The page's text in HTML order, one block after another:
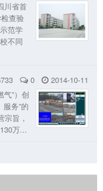
川省首
查验
范学
不同
0 2014-10-11
”）创
务”的
宗旨，
万...